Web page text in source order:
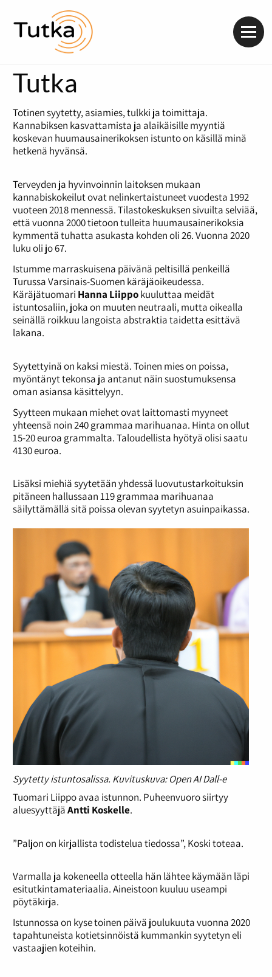
Tutka
Totinen syytetty, asiamies, tulkki ja toimittaja.
Kannabiksen kasvattamista ja alaikäisille myyntiä
koskevan huumausainerikoksen istunto on käsillä minä
hetkenä hyvänsä.
Terveyden ja hyvinvoinnin laitoksen mukaan
kannabiskokeilut ovat nelinkertaistuneet vuodesta 1992
vuoteen 2018 mennessä. Tilastokeskuksen sivuilta selviää,
että vuonna 2000 tietoon tulleita huumausainerikoksia
kymmentä tuhatta asukasta kohden oli 26. Vuonna 2020
luku oli jo 67.
Istumme marraskuisena päivänä peltisillä penkeillä
Turussa Varsinais-Suomen käräjäoikeudessa.
Käräjätuomari Hanna Liippokuuluttaa meidät
istuntosaliin, joka on muuten neutraali, mutta oikealla
seinällä roikkuu langoista abstraktia taidetta esittävä
lakana.
Syytettyinä on kaksi miestä. Toinen mies on poissa,
myöntänyt tekonsa ja antanut näin suostumuksensa
oman asiansa käsittelyyn.
Syytteen mukaan miehet ovat laittomasti myyneet
yhteensä noin 240 grammaa marihuanaa. Hinta on ollut
15-20 euroa grammalta. Taloudellista hyötyä olisi saatu
4130 euroa.
Lisäksi miehiä syytetään yhdessä luovutustarkoituksin
pitäneen hallussaan 119 grammaa marihuanaa
säilyttämällä sitä poissa olevan syytetyn asuinpaikassa.
Syytetty istuntosalissa. Kuvituskuva: Open AI Dall-e
Tuomari Liippo avaa istunnon. Puheenvuoro siirtyy
aluesyyttäjäAntti Koskelle.
”Paljon on kirjallista todistelua tiedossa”, Koski toteaa.
Varmalla ja kokeneella otteella hän lähtee käymään läpi
esitutkintamateriaalia. Aineistoon kuuluu useampi
pöytäkirja.
Istunnossa on kyse toinen päivä joulukuuta vuonna 2020
tapahtuneista kotietsinnöistä kummankin syytetyn eli
vastaajien koteihin.